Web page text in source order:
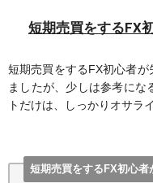
短期売買をするFX
短期売買をするFX初心者が
ましたが、少しは参考にな
トだけは、しっかりオサラ
短期売買をするFX初心